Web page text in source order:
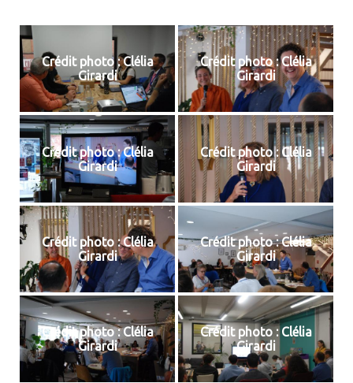
Crédit photo : Clélia
Girardi
Crédit photo : Clélia
Girardi
Crédit photo : Clélia
Girardi
Crédit photo : Clélia
Girardi
Crédit photo : Clélia
Girardi
Crédit photo : Clélia
Girardi
Crédit photo : Clélia
Girardi
Crédit photo : Clélia
Girardi